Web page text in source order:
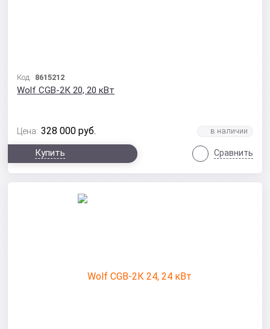
Код: 8615212
Wolf CGB-2К 20, 20 кВт
Цена: 328 000 руб.
Купить Сравнить